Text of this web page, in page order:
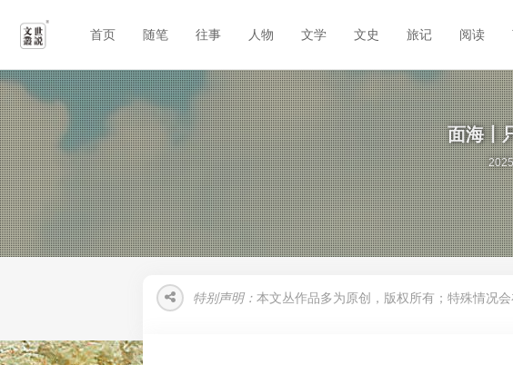
首页 随笔 往事 人物 文学 文史 旅记 阅读
面海丨
特别声明： 本文丛作品多为原创，版权所有；特殊情况